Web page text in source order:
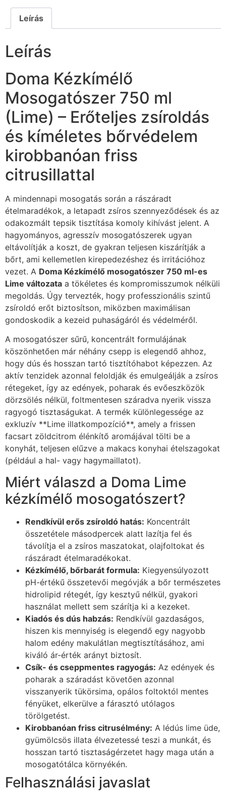
Leírás
Leírás
Doma Kézkímélő
Mosogatószer 750 ml
(Lime) – Erőteljes zsíroldás
és kíméletes bőrvédelem
kirobbanóan friss
citrusillattal
A mindennapi mosogatás során a rászáradt
ételmaradékok, a letapadt zsíros szennyeződések és az
odakozmált tepsik tisztítása komoly kihívást jelent. A
hagyományos, agresszív mosogatószerek ugyan
eltávolítják a koszt, de gyakran teljesen kiszárítják a
bőrt, ami kellemetlen kirepedezéshez és irritációhoz
vezet. A Doma Kézkímélő mosogatószer 750 ml-es
Lime változata a tökéletes és kompromisszumok nélküli
megoldás. Úgy tervezték, hogy professzionális szintű
zsíroldó erőt biztosítson, miközben maximálisan
gondoskodik a kezeid puhaságáról és védelméről.
A mosogatószer sűrű, koncentrált formulájának
köszönhetően már néhány csepp is elegendő ahhoz,
hogy dús és hosszan tartó tisztítóhabot képezzen. Az
aktív tenzidek azonnal feloldják és emulgeálják a zsíros
rétegeket, így az edények, poharak és evőeszközök
dörzsölés nélkül, foltmentesen száradva nyerik vissza
ragyogó tisztaságukat. A termék különlegessége az
exkluzív **Lime illatkompozíció**, amely a frissen
facsart zöldcitrom élénkítő aromájával tölti be a
konyhát, teljesen elűzve a makacs konyhai ételszagokat
(például a hal- vagy hagymaillatot).
Miért válaszd a Doma Lime
kézkímélő mosogatószert?
Rendkívül erős zsíroldó hatás: Koncentrált
összetétele másodpercek alatt lazítja fel és
távolítja el a zsíros maszatokat, olajfoltokat és
rászáradt ételmaradékokat.
Kézkímélő, bőrbarát formula: Kiegyensúlyozott
pH-értékű összetevői megóvják a bőr természetes
hidrolipid rétegét, így kesztyű nélkül, gyakori
használat mellett sem szárítja ki a kezeket.
Kiadós és dús habzás: Rendkívül gazdaságos,
hiszen kis mennyiség is elegendő egy nagyobb
halom edény makulátlan megtisztításához, ami
kiváló ár-érték arányt biztosít.
Csík- és cseppmentes ragyogás: Az edények és
poharak a száradást követően azonnal
visszanyerik tükörsima, opálos foltoktól mentes
fényüket, elkerülve a fárasztó utólagos
törölgetést.
Kirobbanóan friss citrusélmény: A lédús lime üde,
gyümölcsös illata élvezetessé teszi a munkát, és
hosszan tartó tisztaságérzetet hagy maga után a
mosogatótálca környékén.
Felhasználási javaslat